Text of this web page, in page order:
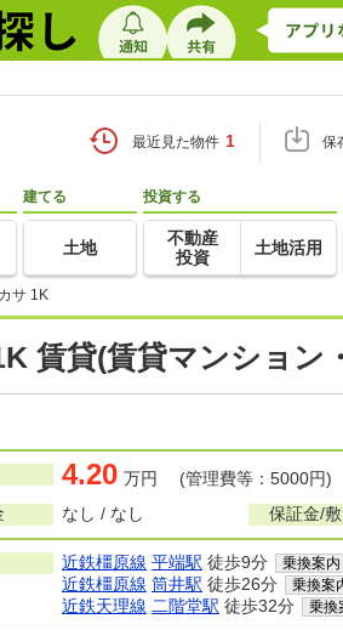
最近見た物件 1 保
建てる
土地
投資する
不動産
投資
土地活用
サ 1K
賃貸(賃貸マンション
4.20 万円 (管理費等：5000円)
なし / なし 保証金/
近鉄橿原線 平端駅 徒歩9分 乗換案内
近鉄橿原線 筒井駅 徒歩26分 乗換案
近鉄天理線 二階堂駅 徒歩32分 乗換